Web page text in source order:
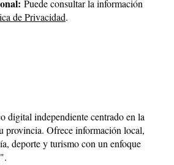
Puede consultar la información
de Privacidad.
digital independiente centrado en la
provincia. Ofrece información local,
deporte y turismo con un enfoque